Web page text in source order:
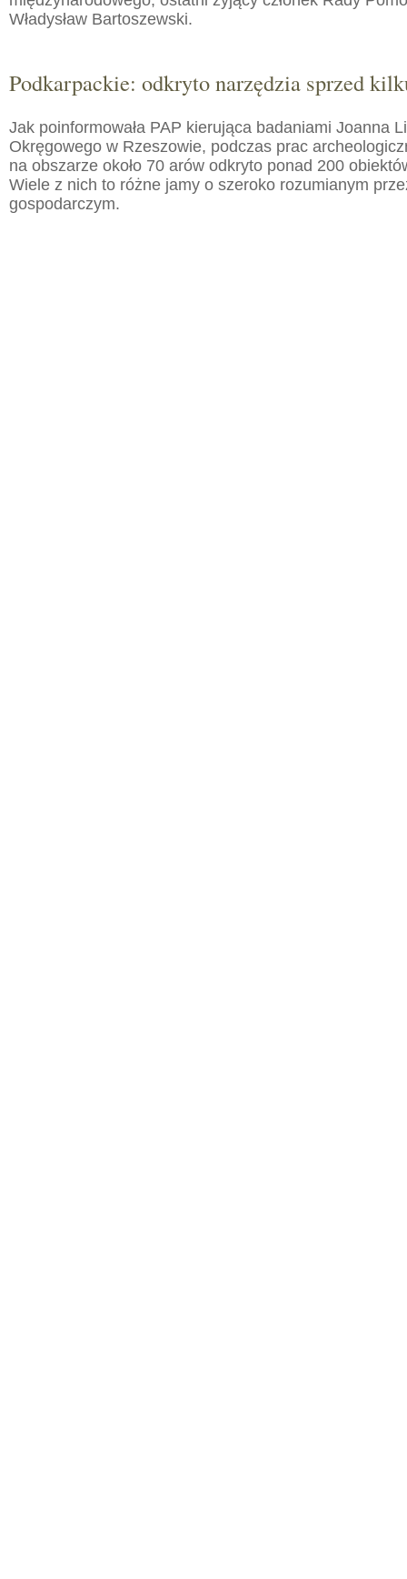
Władysław Bartoszewski.
Podkarpackie: odkryto narzędzia sprzed
Jak poinformowała PAP kierująca badaniami Joanna
Okręgowego w Rzeszowie, podczas prac
na obszarze około 70 arów odkryto ponad 200
Wiele z nich to różne jamy o szeroko rozumianym
gospodarczym.